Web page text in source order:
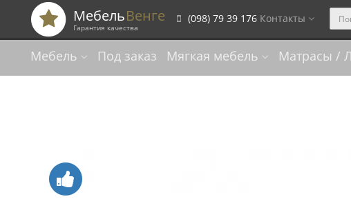
МебельВенге
Гарантия качества
(098) 79 39 176 Контакты
Мебель Под заказ Мягкая мебель Матрасы /